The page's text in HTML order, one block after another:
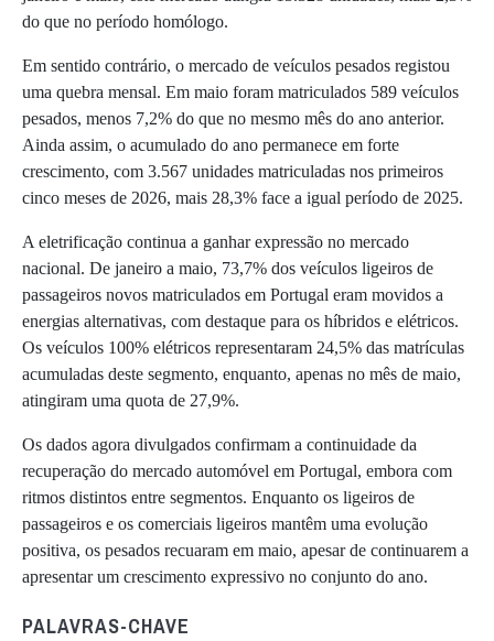
do que no período homólogo.
Em sentido contrário, o mercado de veículos pesados registou
uma quebra mensal. Em maio foram matriculados 589 veículos
pesados, menos 7,2% do que no mesmo mês do ano anterior.
Ainda assim, o acumulado do ano permanece em forte
crescimento, com 3.567 unidades matriculadas nos primeiros
cinco meses de 2026, mais 28,3% face a igual período de 2025.
A eletrificação continua a ganhar expressão no mercado
nacional. De janeiro a maio, 73,7% dos veículos ligeiros de
passageiros novos matriculados em Portugal eram movidos a
energias alternativas, com destaque para os híbridos e elétricos.
Os veículos 100% elétricos representaram 24,5% das matrículas
acumuladas deste segmento, enquanto, apenas no mês de maio,
atingiram uma quota de 27,9%.
Os dados agora divulgados confirmam a continuidade da
recuperação do mercado automóvel em Portugal, embora com
ritmos distintos entre segmentos. Enquanto os ligeiros de
passageiros e os comerciais ligeiros mantêm uma evolução
positiva, os pesados recuaram em maio, apesar de continuarem a
apresentar um crescimento expressivo no conjunto do ano.
PALAVRAS-CHAVE